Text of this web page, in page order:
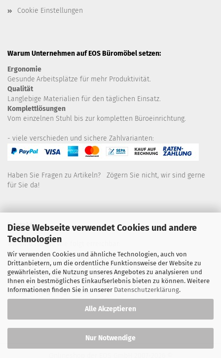
Diese Webseite verwendet Cookies und andere
Technologien
Wir verwenden Cookies und ähnliche Technologien, auch von
Drittanbietern, um die ordentliche Funktionsweise der Website zu
gewährleisten, die Nutzung unseres Angebotes zu analysieren und
Ihnen ein bestmögliches Einkaufserlebnis bieten zu können. Weitere
Informationen finden Sie in unserer Datenschutzerklärung.
Alle Akzeptieren
Nur Notwendige
Cookie Einstellungen
Warum Unternehmen auf EOS Büromöbel setzen:
Ergonomie
Gesunde Arbeitsplätze für mehr Produktivität.
Qualität
Langlebige Materialien für den täglichen Einsatz.
Komplettlösungen
Vom einzelnen Stuhl bis zur kompletten Büroeinrichtung.
- viele verschieden und sichere Zahlvarianten:
Haben Sie Fragen zu Artikeln? Zögern Sie nicht, wir sind gerne
für Sie da!
Kontakt
Wir sind für Sie wie folgt erreichbar:
Montag bis Donnerstag von 9 bis 16 Uhr
Telefon: 02445-8517300
Email: office@eosgroup.de